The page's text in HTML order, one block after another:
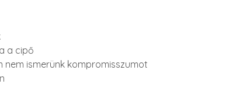
a cipő
ismerünk kompromisszumot